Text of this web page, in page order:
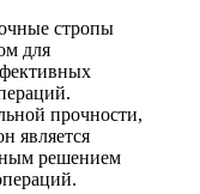
стропы
для
прочности,
является
решением